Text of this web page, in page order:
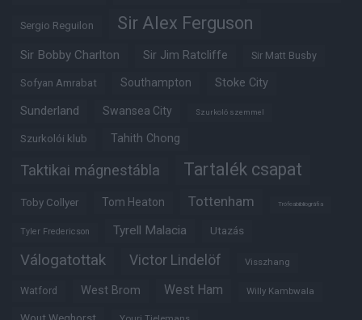
Sergio Reguilon Sir Alex Ferguson
Sir Bobby Charlton Sir Jim Ratcliffe Sir Matt Busby
Sofyan Amrabat Southampton Stoke City
Sunderland Swansea City Szurkoló szemmel
Szurkolói klub Tahith Chong
Taktikai mágnestábla Tartalék csapat
Toby Collyer Tom Heaton Tottenham Trófeabibliográfia
Tyler Fredericson Tyrell Malacia Utazás
Válogatottak Victor Lindelöf Visszhang
Watford West Brom West Ham Willy Kambwala